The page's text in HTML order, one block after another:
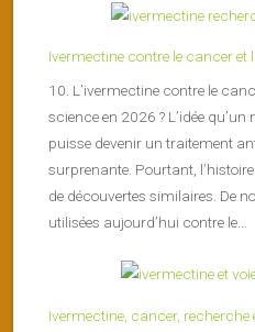
Ivermectine contre le cancer et
10. L’ivermectine contre le
science en 2026 ? L’idée
puisse devenir un traitement
surprenante. Pourtant,
de découvertes similaires. De
utilisées aujourd’hui contre le...
Ivermectine, cancer, recherche